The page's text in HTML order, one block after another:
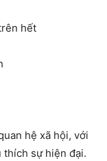
hết
hệ xã hội, với
sự hiện đại.